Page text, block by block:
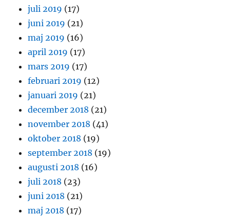
juli 2019 (17)
juni 2019 (21)
maj 2019 (16)
april 2019 (17)
mars 2019 (17)
februari 2019 (12)
januari 2019 (21)
december 2018 (21)
november 2018 (41)
oktober 2018 (19)
september 2018 (19)
augusti 2018 (16)
juli 2018 (23)
juni 2018 (21)
maj 2018 (17)